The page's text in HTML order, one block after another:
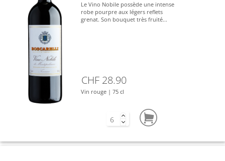
Le Vino Nobile possède une intense
robe pourpre aux légers reflets
grenat. Son bouquet très fruité...
CHF 28.90
Vin rouge | 75 cl